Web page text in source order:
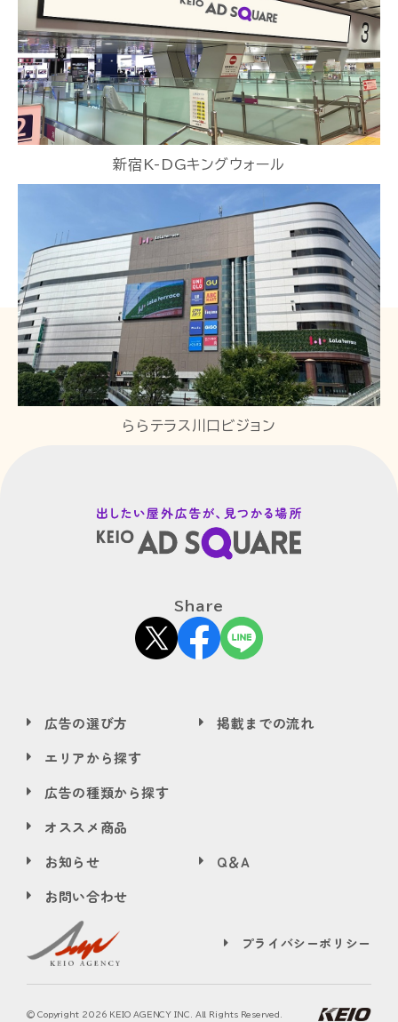
新宿K-DGキングウォール
ららテラス川口ビジョン
Share
広告の選び方
掲載までの流れ
エリアから探す
広告の種類から探す
オススメ商品
お知らせ
Q＆A
お問い合わせ
プライバシーポリシー
© Copyright 2026 KEIO AGENCY INC. All Rights Reserved.